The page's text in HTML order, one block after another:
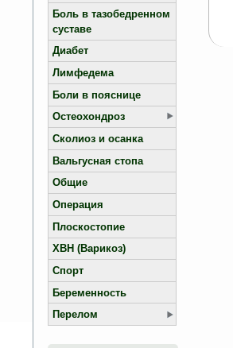
Боль в тазобедренном
суставе
Диабет
Лимфедема
Боли в пояснице
Остеохондроз
Сколиоз и осанка
Вальгусная стопа
Общие
Операция
Плоскостопие
ХВН (Варикоз)
Спорт
Беременность
Перелом